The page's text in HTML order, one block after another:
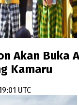
Akan Buka
Kamaru
UTC